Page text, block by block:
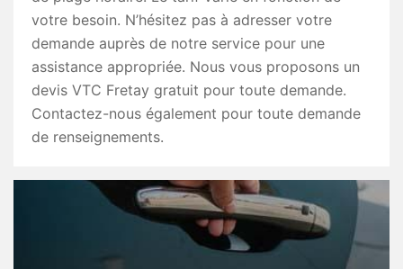
votre besoin. N’hésitez pas à adresser votre
demande auprès de notre service pour une
assistance appropriée. Nous vous proposons un
devis VTC Fretay gratuit pour toute demande.
Contactez-nous également pour toute demande
de renseignements.